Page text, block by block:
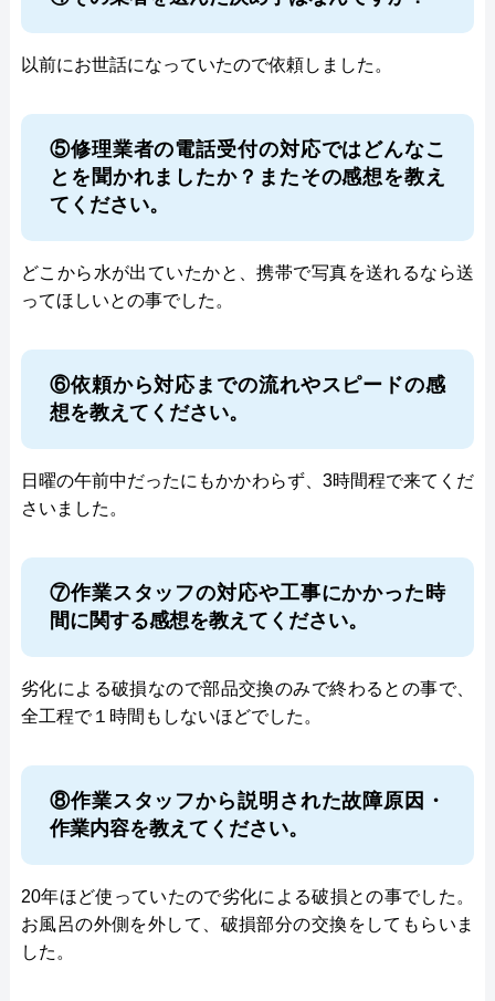
以前にお世話になっていたので依頼しました。
⑤修理業者の電話受付の対応ではどんなこ
とを聞かれましたか？またその感想を教え
てください。
どこから水が出ていたかと、携帯で写真を送れるなら送
ってほしいとの事でした。
⑥依頼から対応までの流れやスピードの感
想を教えてください。
日曜の午前中だったにもかかわらず、3時間程で来てくだ
さいました。
⑦作業スタッフの対応や工事にかかった時
間に関する感想を教えてください。
劣化による破損なので部品交換のみで終わるとの事で、
全工程で１時間もしないほどでした。
⑧作業スタッフから説明された故障原因・
作業内容を教えてください。
20年ほど使っていたので劣化による破損との事でした。
お風呂の外側を外して、破損部分の交換をしてもらいま
した。